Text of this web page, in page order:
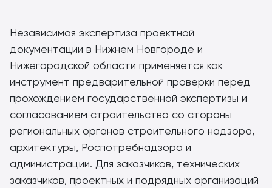
Независимая экспертиза проектной
документации в Нижнем Новгороде и
Нижегородской области применяется как
инструмент предварительной проверки перед
прохождением государственной экспертизы и
согласованием строительства со стороны
региональных органов строительного надзора,
архитектуры, Роспотребнадзора и
администрации. Для заказчиков, технических
заказчиков, проектных и подрядных организаций